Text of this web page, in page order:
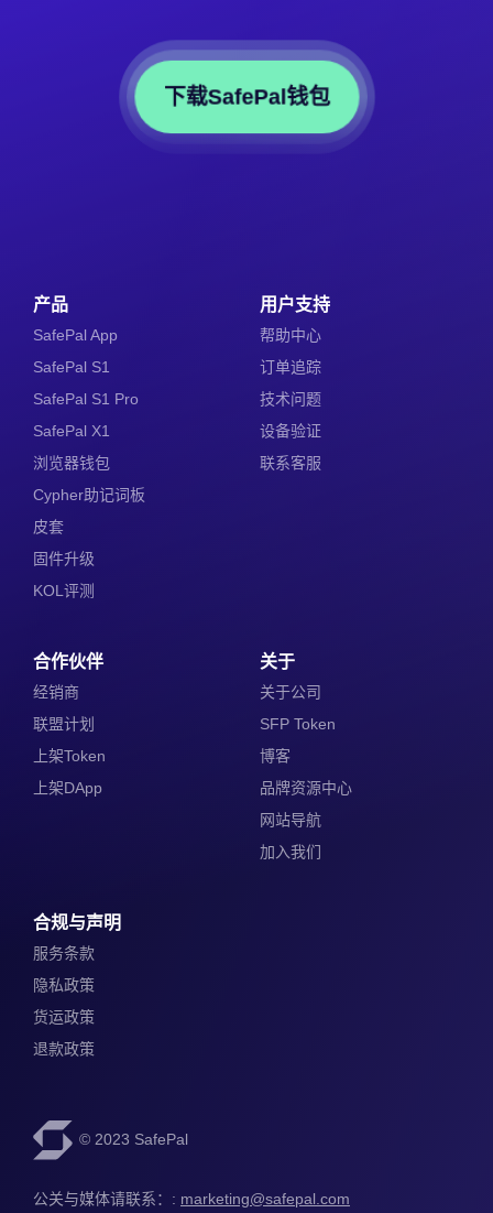
下载SafePal钱包
产品
SafePal App
SafePal S1
SafePal S1 Pro
SafePal X1
浏览器钱包
Cypher助记词板
皮套
固件升级
KOL评测
用户支持
帮助中心
订单追踪
技术问题
设备验证
联系客服
合作伙伴
经销商
联盟计划
上架Token
上架DApp
关于
关于公司
SFP Token
博客
品牌资源中心
网站导航
加入我们
合规与声明
服务条款
隐私政策
货运政策
退款政策
© 2023 SafePal
公关与媒体请联系：: marketing@safepal.com